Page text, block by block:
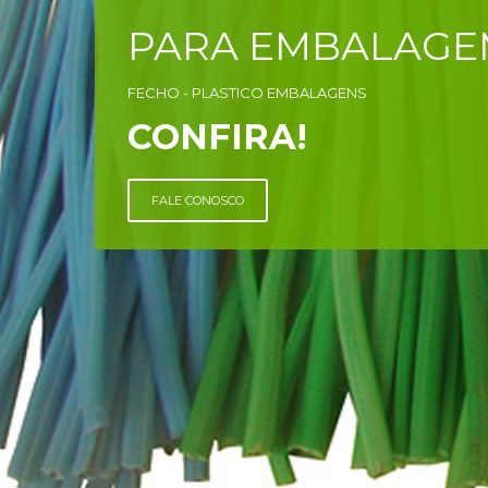
PARA
FECHO - PLASTICO EMBALAGENS
CONFIRA!
FALE CONOSCO